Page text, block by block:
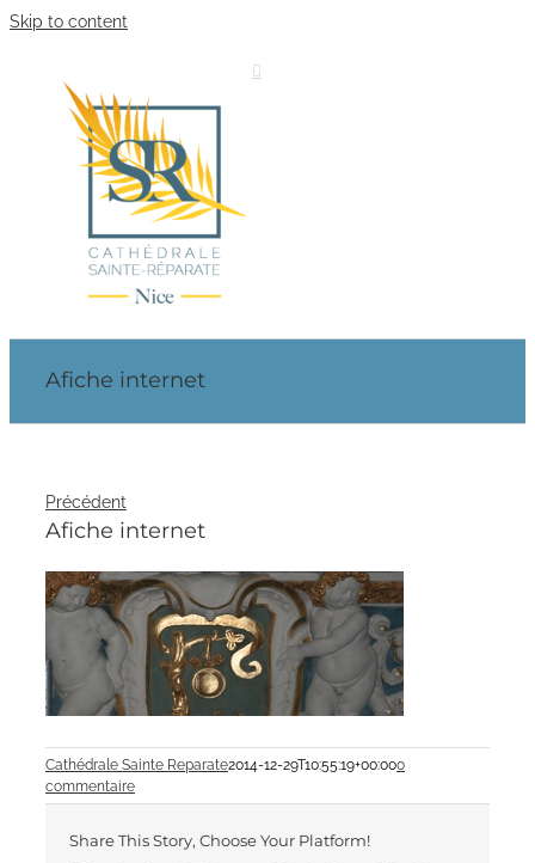
Skip to content
Afiche internet
Précédent
Afiche internet
Cathédrale Sainte Reparate2014-12-29T10:55:19+00:000
commentaire
Share This Story, Choose Your Platform!